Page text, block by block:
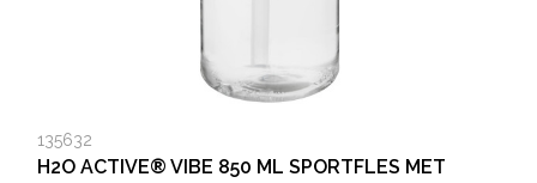
135632
H2O ACTIVE® VIBE 850 ML SPORTFLES MET